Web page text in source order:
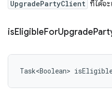
UpgradePartyClient ที่ได้จ
isEligibleForUpgrade